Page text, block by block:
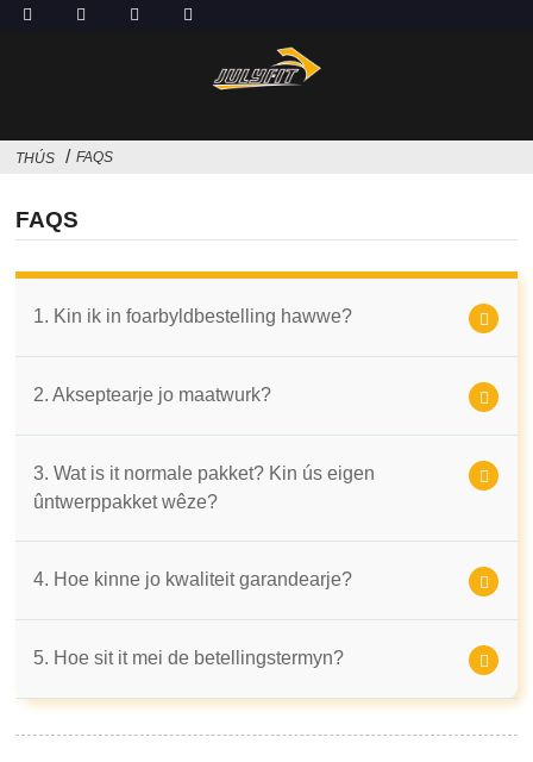
THÚS FAQS
FAQS
1. Kin ik in foarbyldbestelling hawwe?
2. Akseptearje jo maatwurk?
3. Wat is it normale pakket? Kin ús eigen
ûntwerppakket wêze?
4. Hoe kinne jo kwaliteit garandearje?
5. Hoe sit it mei de betellingstermyn?